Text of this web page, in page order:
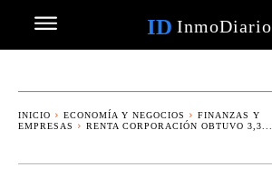
ID InmoDiario
INICIO ECONOMÍA Y NEGOCIOS
FINANZAS Y
EMPRESAS
RENTA CORPORACIÓN OBTUVO 3,3...